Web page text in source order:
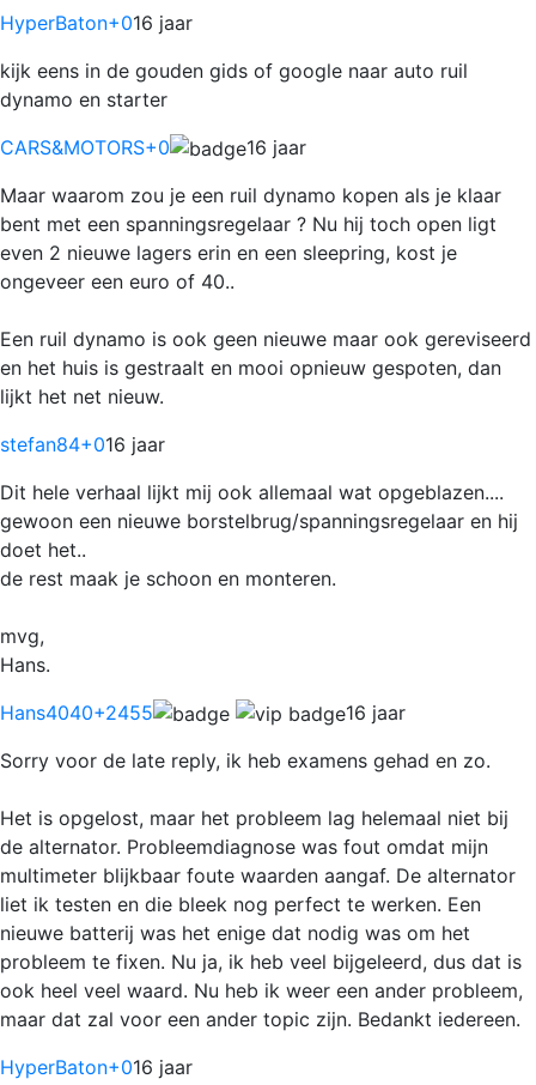
HyperBaton+016 jaar
kijk eens in de gouden gids of google naar auto ruil
dynamo en starter
CARS&MOTORS+0
16 jaar
Maar waarom zou je een ruil dynamo kopen als je klaar
bent met een spanningsregelaar ? Nu hij toch open ligt
even 2 nieuwe lagers erin en een sleepring, kost je
ongeveer een euro of 40..
Een ruil dynamo is ook geen nieuwe maar ook gereviseerd
en het huis is gestraalt en mooi opnieuw gespoten, dan
lijkt het net nieuw.
stefan84+016 jaar
Dit hele verhaal lijkt mij ook allemaal wat opgeblazen....
gewoon een nieuwe borstelbrug/spanningsregelaar en hij
doet het..
de rest maak je schoon en monteren.
mvg,
Hans.
Hans4040+2455
16 jaar
Sorry voor de late reply, ik heb examens gehad en zo.
Het is opgelost, maar het probleem lag helemaal niet bij
de alternator. Probleemdiagnose was fout omdat mijn
multimeter blijkbaar foute waarden aangaf. De alternator
liet ik testen en die bleek nog perfect te werken. Een
nieuwe batterij was het enige dat nodig was om het
probleem te fixen. Nu ja, ik heb veel bijgeleerd, dus dat is
ook heel veel waard. Nu heb ik weer een ander probleem,
maar dat zal voor een ander topic zijn. Bedankt iedereen.
HyperBaton+016 jaar